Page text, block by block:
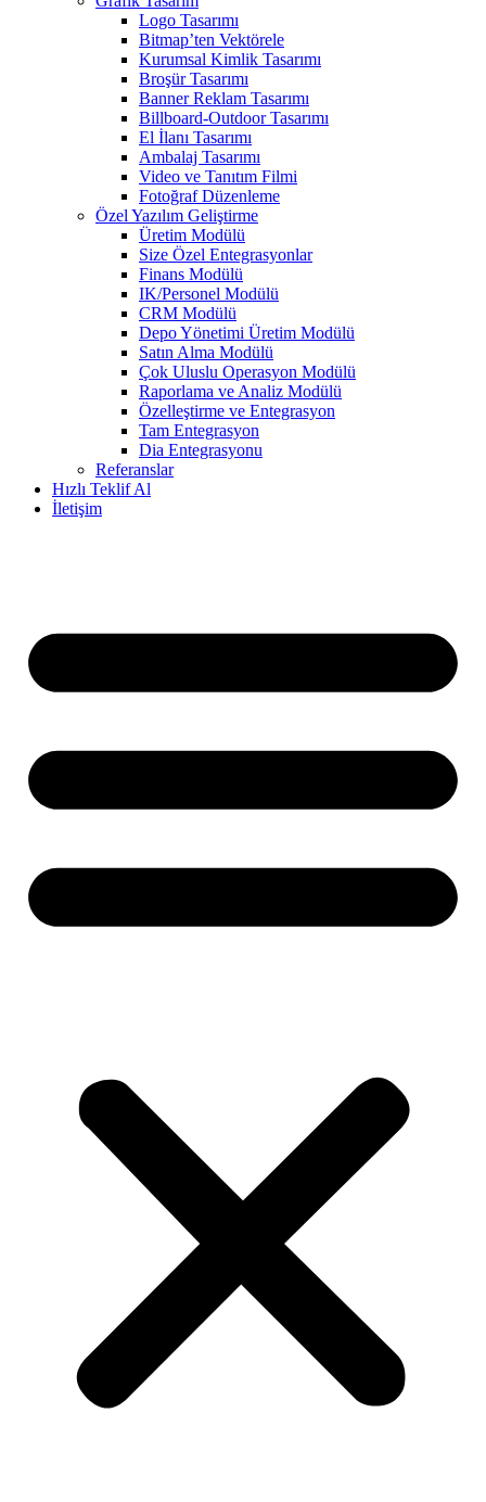
Logo Tasarımı
Bitmap’ten Vektörele
Kurumsal Kimlik Tasarımı
Broşür Tasarımı
Banner Reklam Tasarımı
Billboard-Outdoor Tasarımı
El İlanı Tasarımı
Ambalaj Tasarımı
Video ve Tanıtım Filmi
Fotoğraf Düzenleme
Özel Yazılım Geliştirme
Üretim Modülü
Size Özel Entegrasyonlar
Finans Modülü
IK/Personel Modülü
CRM Modülü
Depo Yönetimi Üretim Modülü
Satın Alma Modülü
Çok Uluslu Operasyon Modülü
Raporlama ve Analiz Modülü
Özelleştirme ve Entegrasyon
Tam Entegrasyon
Dia Entegrasyonu
Referanslar
Hızlı Teklif Al
İletişim